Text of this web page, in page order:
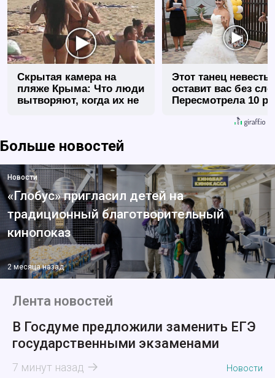
Скрытая камера на
пляже Крыма: Что люди
вытворяют, когда их не
Этот танец невесты
оставит вас без
Пересмотрела 10
Больше новостей
Новости
«Глобус» пригласил детей на
традиционный благотворительный
кинопоказ
2 месяца назад
Лента новостей
В Госдуме предложили заменить ЕГЭ
государственными экзаменами
7 минут назад Новости